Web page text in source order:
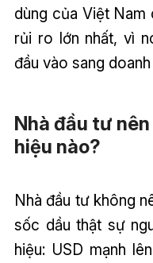
dùng của Việt
rủi ro lớn nhất, vì
đầu vào sang
Nhà đầu tư
hiệu nào?
Nhà đầu tư không
sốc dầu thật sự
hiệu: USD mạnh